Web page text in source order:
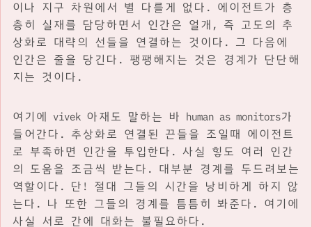
이나 지구 차원에서 별 다를게 없다. 에이전트가 층
층히 실재를 담당하면서 인간은 얼개, 즉 고도의 추
상화로 대략의 선들을 연결하는 것이다. 그 다음에
인간은 줄을 당긴다. 팽팽해지는 것은 경계가 단단해
지는 것이다.
여기에 vivek 아재도 말하는 바 human as monitors가
들어간다. 추상화로 연결된 끈들을 조일때 에이전트
로 부족하면 인간을 투입한다. 사실 힣도 여러 인간
의 도움을 조금씩 받는다. 대부분 경계를 두드려보는
역할이다. 단! 절대 그들의 시간을 낭비하게 하지 않
는다. 나 또한 그들의 경계를 틈틈히 봐준다. 여기에
사실 서로 간에 대화는 불필요하다.